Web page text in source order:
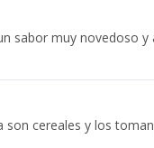
sabor muy novedoso y
son cereales y los